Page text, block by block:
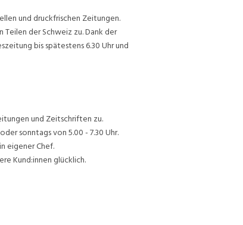
und druckfrischen Zeitungen.
der Schweiz zu. Dank der
bis spätestens 6.30 Uhr und
und Zeitschriften zu.
sonntags von 5.00 - 7.30 Uhr.
eigener Chef.
Kund:innen glücklich.